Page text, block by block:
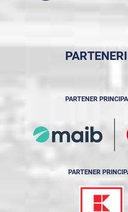
PARTENER
PARTENER